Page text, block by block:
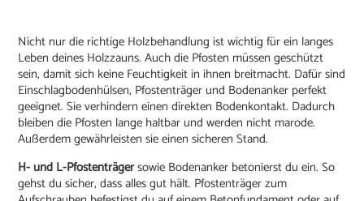
Nicht nur die richtige Holzbehandlung ist wichtig für ein langes
Leben deines Holzzauns. Auch die Pfosten müssen geschützt
sein, damit sich keine Feuchtigkeit in ihnen breitmacht. Dafür sind
Einschlagbodenhülsen, Pfostenträger und Bodenanker perfekt
geeignet. Sie verhindern einen direkten Bodenkontakt. Dadurch
bleiben die Pfosten lange haltbar und werden nicht marode.
Außerdem gewährleisten sie einen sicheren Stand.
H- und L-Pfostenträgersowie Bodenanker betonierst du ein. So
gehst du sicher, dass alles gut hält. Pfostenträger zum